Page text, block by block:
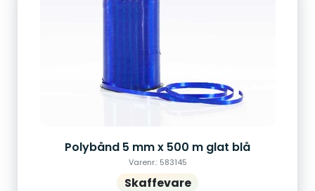
Polybånd 5 mm x 500 m glat blå
Varenr.: 583145
Skaffevare